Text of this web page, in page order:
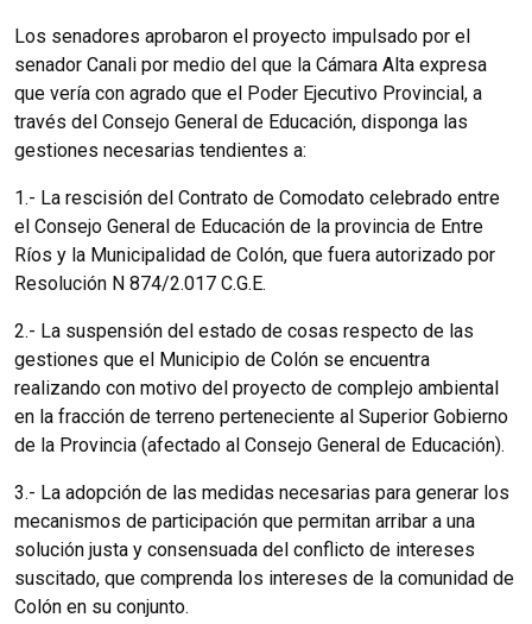
Los senadores aprobaron el proyecto impulsado por el
senador Canali por medio del que la Cámara Alta expresa
que vería con agrado que el Poder Ejecutivo Provincial, a
través del Consejo General de Educación, disponga las
gestiones necesarias tendientes a:
1.- La rescisión del Contrato de Comodato celebrado entre
el Consejo General de Educación de la provincia de Entre
Ríos y la Municipalidad de Colón, que fuera autorizado por
Resolución N 874/2.017 C.G.E.
2.- La suspensión del estado de cosas respecto de las
gestiones que el Municipio de Colón se encuentra
realizando con motivo del proyecto de complejo ambiental
en la fracción de terreno perteneciente al Superior Gobierno
de la Provincia (afectado al Consejo General de Educación).
3.- La adopción de las medidas necesarias para generar los
mecanismos de participación que permitan arribar a una
solución justa y consensuada del conflicto de intereses
suscitado, que comprenda los intereses de la comunidad de
Colón en su conjunto.